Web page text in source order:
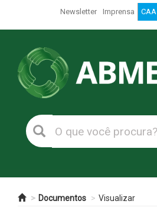
Newsletter Imprensa CAA
Documentos Visualizar